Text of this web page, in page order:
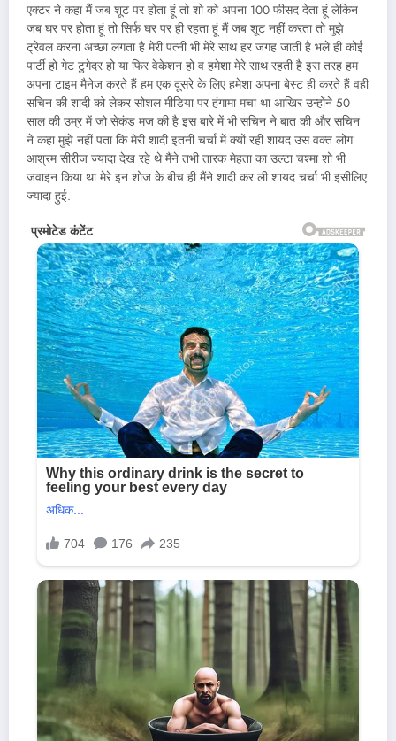
एक्टर ने कहा मैं जब शूट पर होता हूं तो शो को अपना 100 फीसद देता हूं लेकिन
जब घर पर होता हूं तो सिर्फ घर पर ही रहता हूं मैं जब शूट नहीं करता तो मुझे
ट्रेवल करना अच्छा लगता है मेरी पत्नी भी मेरे साथ हर जगह जाती है भले ही कोई
पार्टी हो गेट टुगेदर हो या फिर वेकेशन हो व हमेशा मेरे साथ रहती है इस तरह हम
अपना टाइम मैनेज करते हैं हम एक दूसरे के लिए हमेशा अपना बेस्ट ही करते हैं वही
सचिन की शादी को लेकर सोशल मीडिया पर हंगामा मचा था आखिर उन्होंने 50
साल की उम्र में जो सेकंड मज की है इस बारे में भी सचिन ने बात की और सचिन
ने कहा मुझे नहीं पता कि मेरी शादी इतनी चर्चा में क्यों रही शायद उस वक्त लोग
आश्रम सीरीज ज्यादा देख रहे थे मैंने तभी तारक मेहता का उल्टा चश्मा शो भी
जवाइन किया था मेरे इन शोज के बीच ही मैंने शादी कर ली शायद चर्चा भी इसीलिए
ज्यादा हुई.